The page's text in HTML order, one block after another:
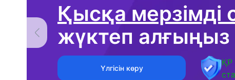
Қысқа мерзімді
жүктеп алғыңыз
Үлгісін көру
ҚР